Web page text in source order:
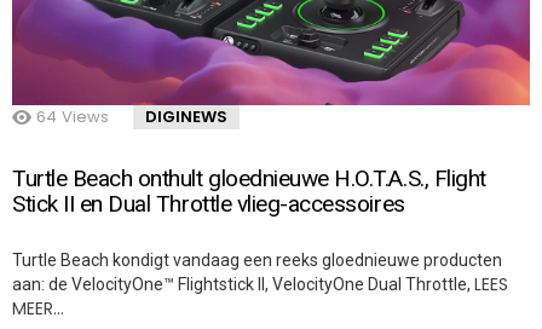
64 Views DIGINEWS
Turtle Beach onthult gloednieuwe H.O.T.A.S., Flight
Stick II en Dual Throttle vlieg-accessoires
Turtle Beach kondigt vandaag een reeks gloednieuwe producten
aan: de VelocityOne™ Flightstick II, VelocityOne Dual Throttle, LEES
MEER…